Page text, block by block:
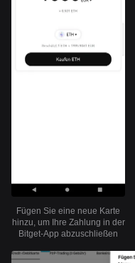
Fügen Sie eine neue Karte
hinzu, um Ihre Zahlung in der
Bitget-App abzuschließen